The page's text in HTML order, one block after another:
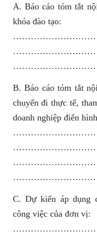
A. Báo cáo tóm tắt
khóa đào tạo:
B. Báo cáo tóm tắt
chuyến đi thực tế,
doanh nghiệp điển
C. Dự kiến áp dụng
công việc của đơn vị: